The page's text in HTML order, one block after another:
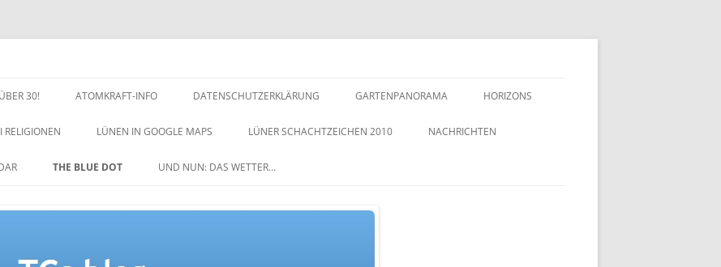
30! ATOMKRAFT-INFO DATENSCHUTZERKLÄRUNG GARTENPANORAMA HORIZONS
RELIGIONEN LÜNEN IN GOOGLE MAPS LÜNER SCHACHTZEICHEN 2010
NACHTZEICHEN-SCHACHTZEICHEN
NACHRICHTEN
THE BLUE DOT UND NUN: DAS WETTER…